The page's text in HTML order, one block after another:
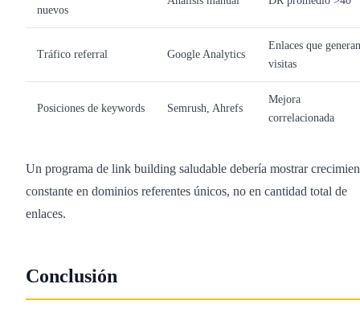
nuevos
Tráfico referral Google Analytics
Enlaces que generan
visitas
Posiciones de keywords Semrush, Ahrefs
Mejora
correlacionada
Un programa de link building saludable debería mostrar
constante en dominios referentes únicos, no en cantidad total de
enlaces.
Conclusión